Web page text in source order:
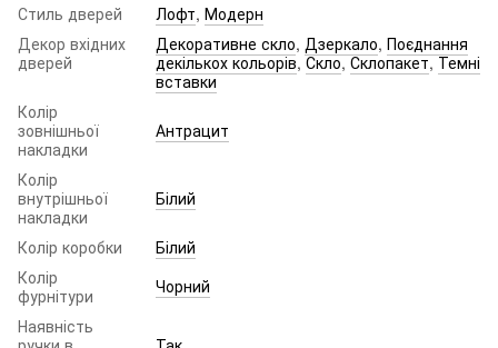
Стиль дверей
Лофт, Модерн
Декор вхідних
дверей
Декоративне скло, Дзеркало, Поєднання
декількох кольорів,Скло,Склопакет,Темні
вставки
Колір
зовнішньої
накладки
Антрацит
Колір
внутрішньої
накладки
Білий
Колір коробки
Білий
Колір
фурнітури
Чорний
Наявність